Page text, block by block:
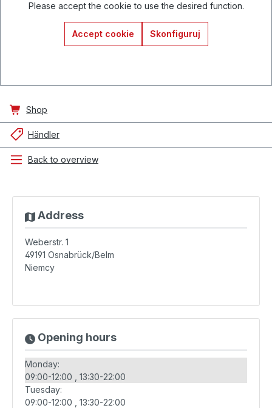
Please accept the cookie to use the desired function.
Accept cookie Skonfiguruj
Shop
Händler
Back to overview
Address
Weberstr. 1
49191 Osnabrück/Belm
Niemcy
Opening hours
Monday:
09:00-12:00
13:30-22:00
Tuesday:
09:00-12:00
13:30-22:00